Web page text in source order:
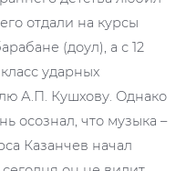
отдали на курсы
(доул), а с 12
ударных
А.П. Кушхову. Однако
осознал, что музыка –
Казанчев начал